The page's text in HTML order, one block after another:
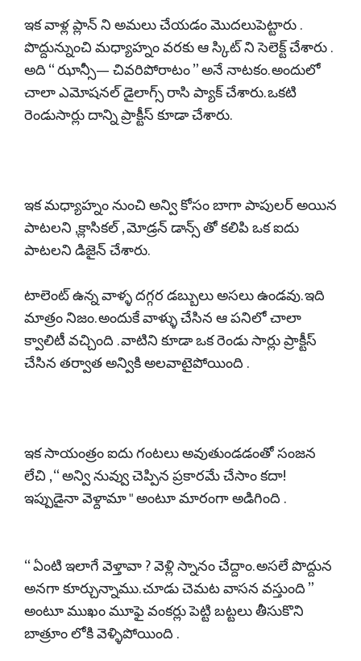
ఇక వాళ్ల ప్లాన్ ని అమలు చేయడం మొదలుపెట్టారు .
పొద్దున్నుంచి మధ్యాహ్నం వరకు ఆ స్కిట్ ని సెలెక్ట్ చేశారు .
అది “ ఝాన్సీ— చివరిపోరాటం ” అనే నాటకం. అందులో
చాలా ఎమోషనల్ డైలాగ్స్ రాసి ప్యాక్ చేశారు. ఒకటి
రెండుసార్లు దాన్ని ప్రాక్టీస్ కూడా చేశారు.
ఇక మధ్యాహ్నం నుంచి అన్వి కోసం బాగా పాపులర్ అయిన
పాటలని ,క్లాసికల్ , మోడ్రన్ డాన్స్ తో కలిపి ఒక ఐదు
పాటలని డిజైన్ చేశారు.
టాలెంట్ ఉన్న వాళ్ళ దగ్గర డబ్బులు అసలు ఉండవు. ఇది
మాత్రం నిజం. అందుకే వాళ్ళు చేసిన ఆ పనిలో చాలా
క్వాలిటీ వచ్చింది . వాటిని కూడా ఒక రెండు సార్లు ప్రాక్టీస్
చేసిన తర్వాత అన్వికి అలవాటైపోయింది .
ఇక సాయంత్రం ఐదు గంటలు అవుతుండడంతో సంజన
లేచి , “ అన్వి నువ్వు చెప్పిన ప్రకారమే చేసాం కదా!
ఇప్పుడైనా వెళ్దామా " అంటూ మారంగా అడిగింది .
“ ఏంటి ఇలాగే వెళ్తావా ? వెళ్లి స్నానం చేద్దాం. అసలే పొద్దున
అనగా కూర్చున్నాము. చూడు చెమట వాసన వస్తుంది ”
అంటూ ముఖం మూఫై వంకర్లు పెట్టి బట్టలు తీసుకొని
బాత్రూం లోకి వెళ్ళిపోయింది .